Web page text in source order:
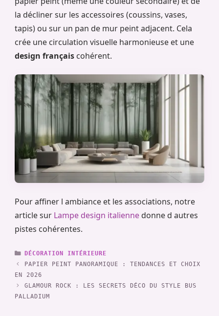
la décliner sur les accessoires (coussins, vases,
tapis) ou sur un pan de mur peint adjacent. Cela
crée une circulation visuelle harmonieuse et une
design français cohérent.
Pour affiner l ambiance et les associations, notre
article sur Lampe design italienne donne d autres
pistes cohérentes.
CATÉGORIES
DÉCORATION INTÉRIEURE
PAPIER PEINT PANORAMIQUE : TENDANCES ET CHOIX
EN 2026
GLAMOUR ROCK : LES SECRETS DÉCO DU STYLE BUS
PALLADIUM